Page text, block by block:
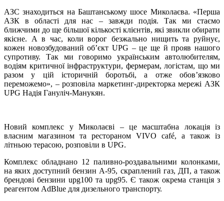
АЗС знаходиться на Баштанському шосе Миколаєва. «Перша
АЗК в області для нас – завжди подія. Так ми стаємо
ближчими до ще більшої кількості клієнтів, які звикли обирати
якісне. А в час, коли ворог безжально нищить та руйнує,
кожен новозбудований об’єкт UPG – це ще й прояв нашого
супротиву. Так ми говоримо українським автолюбителям,
водіям критичної інфраструктури, фермерам, логістам, що ми
разом у цій історичній боротьбі, а отже обов’язково
переможемо», – розповіла маркетинг-директорка мережі АЗК
UPG Надія Гануліч-Манукян.
Новий комплекс у Миколаєві – це масштабна локація із
власним магазином та рестораном VIVO café, а також із
літньою терасою, розповіли в UPG.
Комплекс обладнано 12 паливно-роздавальними колонками,
на яких доступний бензин А-95, скраплений газ, ДП, а також
брендові бензини upg100 та upg95. Є також окрема станція з
реагентом AdBlue для дизельного транспорту.